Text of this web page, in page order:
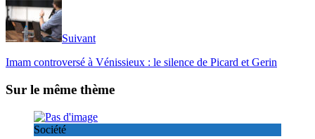
Suivant
Imam controversé à Vénissieux : le silence de Picard et Gerin
Sur le même thème
Société